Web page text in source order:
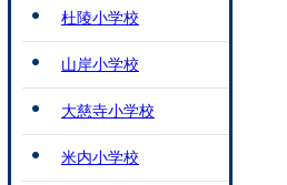
杜陵小学校
山岸小学校
大慈寺小学校
米内小学校